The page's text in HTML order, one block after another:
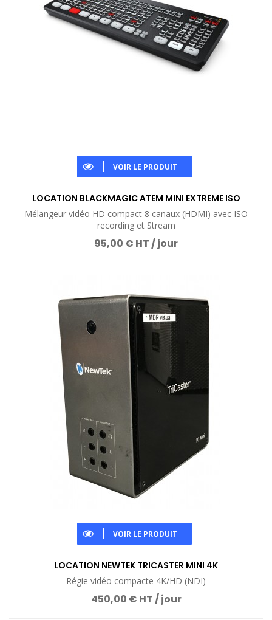
VOIR LE PRODUIT
LOCATION BLACKMAGIC ATEM MINI EXTREME ISO
Mélangeur vidéo HD compact 8 canaux (HDMI) avec ISO
recording et Stream
95,00 € HT / jour
VOIR LE PRODUIT
LOCATION NEWTEK TRICASTER MINI 4K
Régie vidéo compacte 4K/HD (NDI)
450,00 € HT / jour